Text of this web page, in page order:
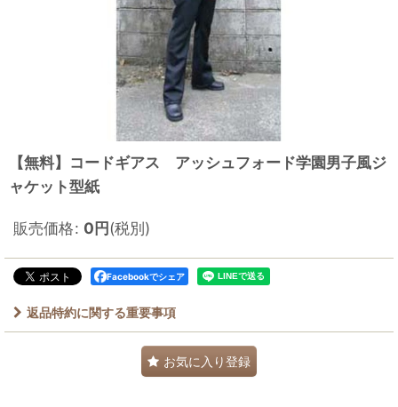
【無料】コードギアス アッシュフォード学園男子風ジ
ャケット型紙
販売価格: 0円(税別)
Facebookでシェア
返品特約に関する重要事項
お気に入り登録